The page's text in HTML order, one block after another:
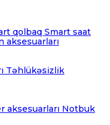
qolbaq Smart saat
aksesuarları
Təhlükəsizlik
aksesuarları Notbuk